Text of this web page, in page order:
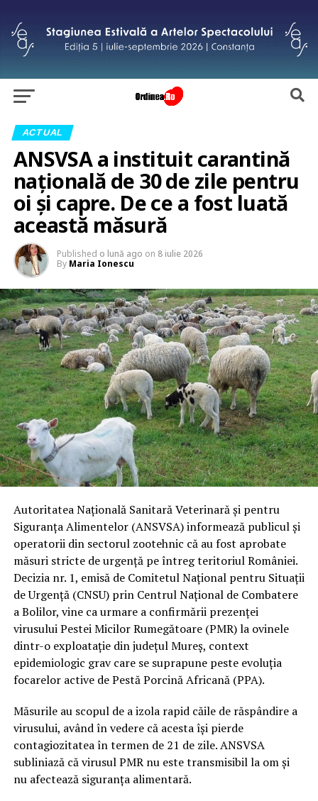
ACTUAL
ANSVSA a instituit carantină
națională de 30 de zile pentru
oi și capre. De ce a fost luată
această măsură
Published o lună ago on 8 iulie 2026
By Maria Ionescu
Autoritatea Națională Sanitară Veterinară și pentru
Siguranța Alimentelor (ANSVSA) informează publicul și
operatorii din sectorul zootehnic că au fost aprobate
măsuri stricte de urgență pe întreg teritoriul României.
Decizia nr. 1, emisă de Comitetul Național pentru Situații
de Urgență (CNSU) prin Centrul Național de Combatere
a Bolilor, vine ca urmare a confirmării prezenței
virusului Pestei Micilor Rumegătoare (PMR) la ovinele
dintr-o exploatație din județul Mureș, context
epidemiologic grav care se suprapune peste evoluția
focarelor active de Pestă Porcină Africană (PPA).
Măsurile au scopul de a izola rapid căile de răspândire a
virusului, având în vedere că acesta își pierde
contagiozitatea în termen de 21 de zile. ANSVSA
subliniază că virusul PMR nu este transmisibil la om și
nu afectează siguranța alimentară.